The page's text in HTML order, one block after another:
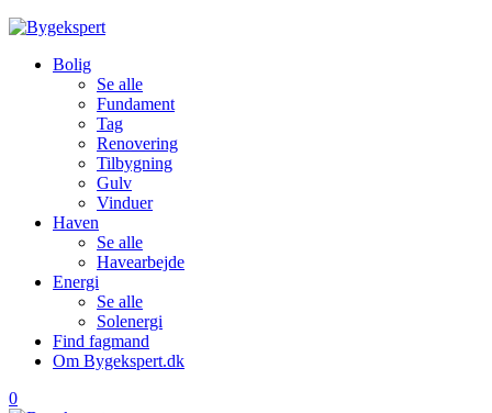
Bolig
Se alle
Fundament
Tag
Renovering
Tilbygning
Gulv
Vinduer
Haven
Se alle
Havearbejde
Energi
Se alle
Solenergi
Find fagmand
Om Bygekspert.dk
0